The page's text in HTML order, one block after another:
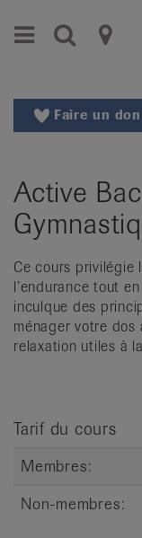
vers
au
Aller
Changer
de
région
Changer
de
langue:
de
Faire un don
Active
Ce cours privilégie
l’endurance tout
inculque des
ménager votre
relaxation utiles à
Tarif du cours
Membres:
Non-membres:
Menu
le
|
de